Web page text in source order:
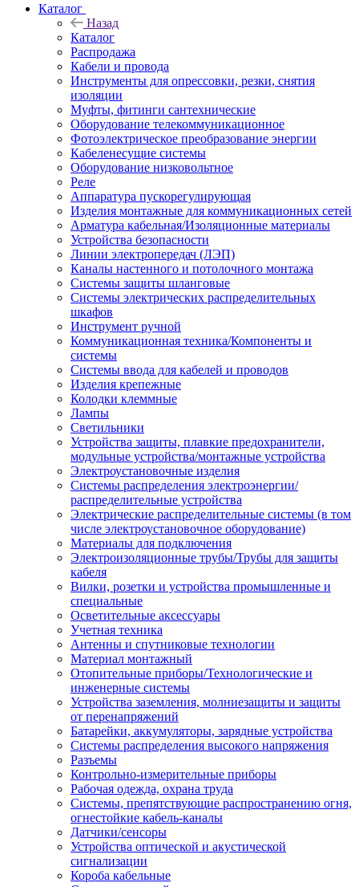
Каталог
Назад
Каталог
Распродажа
Кабели и провода
Инструменты для опрессовки, резки, снятия
изоляции
Муфты, фитинги сантехнические
Оборудование телекоммуникационное
Фотоэлектрическое преобразование энергии
Кабеленесущие системы
Оборудование низковольтное
Реле
Аппаратура пускорегулирующая
Изделия монтажные для коммуникационных сетей
Арматура кабельная/Изоляционные материалы
Устройства безопасности
Линии электропередач (ЛЭП)
Каналы настенного и потолочного монтажа
Системы защиты шланговые
Системы электрических распределительных
шкафов
Инструмент ручной
Коммуникационная техника/Компоненты и
системы
Системы ввода для кабелей и проводов
Изделия крепежные
Колодки клеммные
Лампы
Светильники
Устройства защиты, плавкие предохранители,
модульные устройства/монтажные устройства
Электроустановочные изделия
Системы распределения электроэнергии/
распределительные устройства
Электрические распределительные системы (в том
числе электроустановочное оборудование)
Материалы для подключения
Электроизоляционные трубы/Трубы для защиты
кабеля
Вилки, розетки и устройства промышленные и
специальные
Осветительные аксессуары
Учетная техника
Антенны и спутниковые технологии
Материал монтажный
Отопительные приборы/Технологические и
инженерные системы
Устройства заземления, молниезащиты и защиты
от перенапряжений
Батарейки, аккумуляторы, зарядные устройства
Системы распределения высокого напряжения
Разъемы
Контрольно-измерительные приборы
Рабочая одежда, охрана труда
Системы, препятствующие распространению огня,
огнестойкие кабель-каналы
Датчики/сенсоры
Устройства оптической и акустической
сигнализации
Короба кабельные